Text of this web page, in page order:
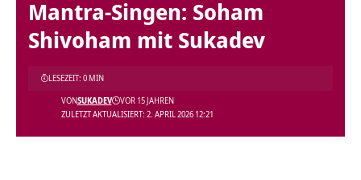
Mantra-Singen: Soham
Shivoham mit Sukadev
ZULETZT AKTUALISIERT: 2. APRIL 2026 12:21
VONSUKADEV VOR 15 JAHREN
LESEZEIT: 0 MIN